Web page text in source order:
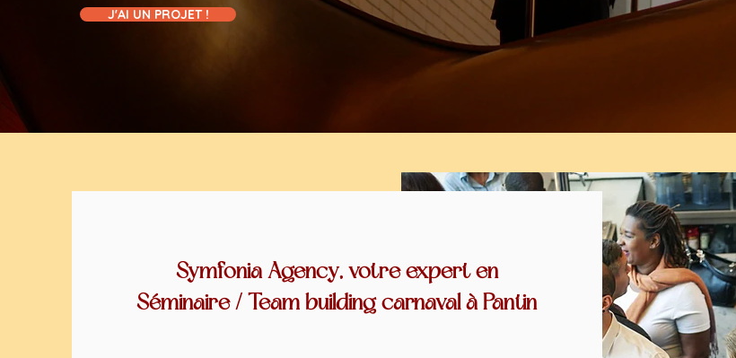
J'AI UN PROJET !
Symfonia Agency, votre expert en
Séminaire / Team building carnaval à Pantin